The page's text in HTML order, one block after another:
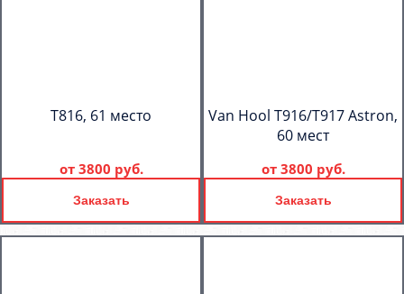
T816, 61 место
от 3800 руб.
Заказать
Van Hool T916/T917 Astron,
60 мест
от 3800 руб.
Заказать